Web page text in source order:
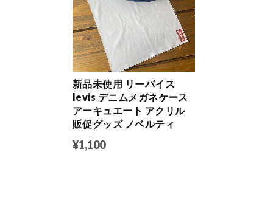
新品未使用 リーバイス
levis デニムメガネケース
アーキュエート アクリル
販促グッズ ノベルティ
¥1,100